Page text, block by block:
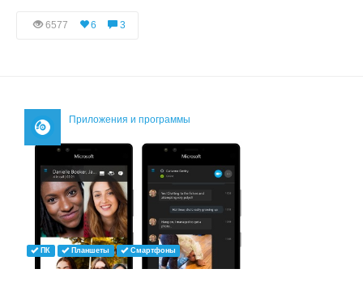
6577 6 3
Приложения и программы
ПК Планшеты Смартфоны